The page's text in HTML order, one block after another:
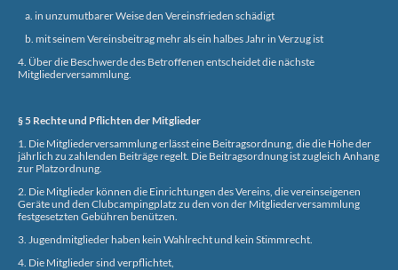
a. in unzumutbarer Weise den Vereinsfrieden schädigt
b. mit seinem Vereinsbeitrag mehr als ein halbes Jahr in Verzug ist
4. Über die Beschwerde des Betroffenen entscheidet die nächste
Mitgliederversammlung.
§ 5 Rechte und Pflichten der Mitglieder
1. Die Mitgliederversammlung erlässt eine Beitragsordnung, die die Höhe der
jährlich zu zahlenden Beiträge regelt. Die Beitragsordnung ist zugleich Anhang
zur Platzordnung.
2. Die Mitglieder können die Einrichtungen des Vereins, die vereinseigenen
Geräte und den Clubcampingplatz zu den von der Mitgliederversammlung
festgesetzten Gebühren benützen.
3. Jugendmitglieder haben kein Wahlrecht und kein Stimmrecht.
4. Die Mitglieder sind verpflichtet,